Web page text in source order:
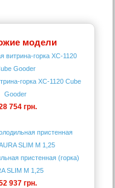
модели
горка XC-1120 Cube
Gooder
754 грн.
пристенная (горка)
SLIM M 1,25
937 грн.